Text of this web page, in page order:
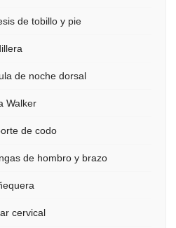
de tobillo y pie
de noche dorsal
Walker
de codo
de hombro y brazo
cervical